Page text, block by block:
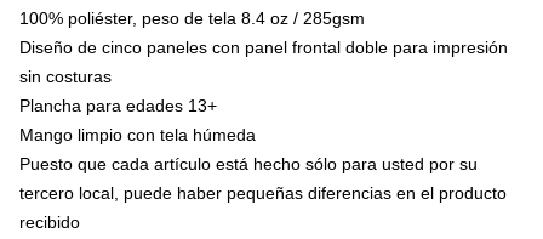
100% poliéster, peso de tela 8.4 oz / 285gsm
Diseño de cinco paneles con panel frontal doble para impresión
sin costuras
Plancha para edades 13+
Mango limpio con tela húmeda
Puesto que cada artículo está hecho sólo para usted por su
tercero local, puede haber pequeñas diferencias en el producto
recibido